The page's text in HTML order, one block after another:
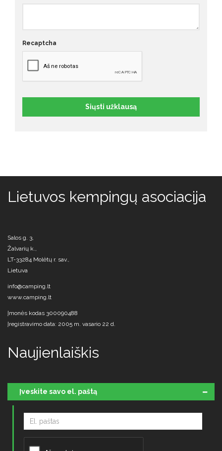
Recaptcha
Siųsti užklausą
Lietuvos kempingų asociacija
Salos g. 3,
Žalvarių k.,
LT-33284 Molėtų r. sav.,
Lietuva
info@camping.lt
www.camping.lt
Įmonės kodas 300090488
Įregistravimo data: 2005 m. vasario 22 d.
Naujienlaiškis
Įveskite savo el. paštą